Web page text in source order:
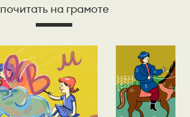
почитать на грамоте